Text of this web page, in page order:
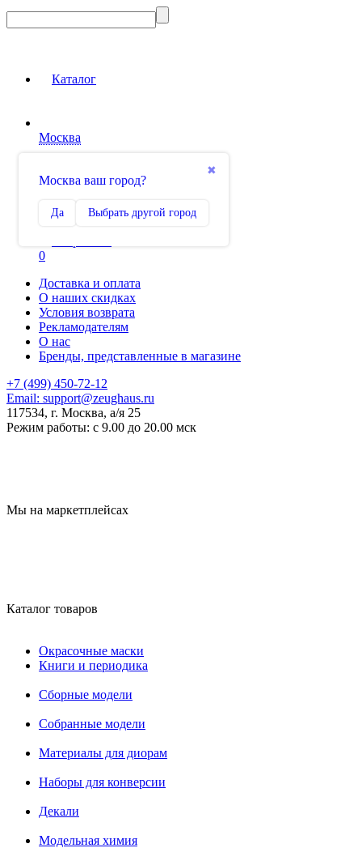
Каталог
Москва
✖
Москва ваш город?
Да Выбрать другой город
Сравнение
0
Доставка и оплата
О наших скидках
Условия возврата
Рекламодателям
О нас
Бренды, представленные в магазине
+7 (499) 450-72-12
Email: support@zeughaus.ru
117534, г. Москва, а/я 25
Режим работы: с 9.00 до 20.00 мск
Мы на маркетплейсах
Каталог товаров
Окрасочные маски
Книги и периодика
Сборные модели
Собранные модели
Материалы для диорам
Наборы для конверсии
Декали
Модельная химия